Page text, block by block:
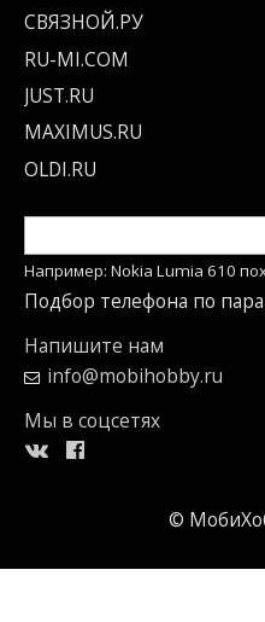
СВЯЗНОЙ.РУ
RU-MI.COM
JUST.RU
MAXIMUS.RU
OLDI.RU
Например: Nokia Lumia 610
Подбор телефона по
Напишите нам
info@mobihobby.ru
Мы в соцсетях
©